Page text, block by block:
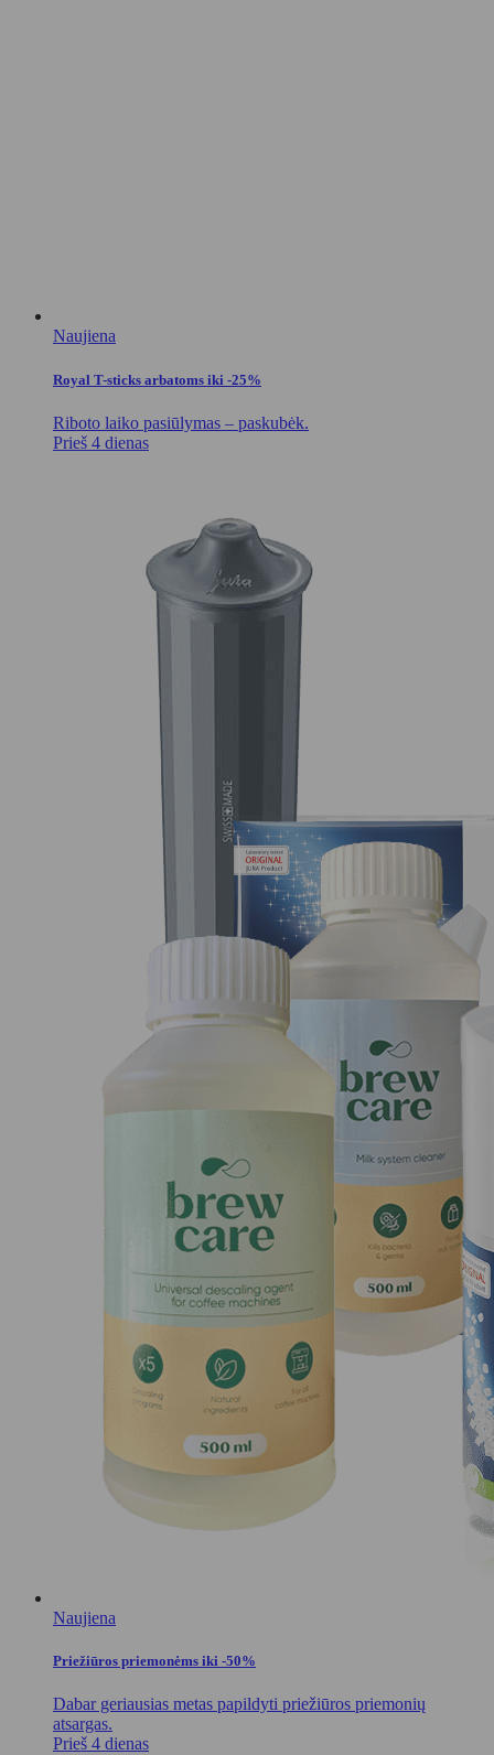
Naujiena
Royal T-sticks arbatoms iki -25%
Riboto laiko pasiūlymas – paskubėk.
Prieš 4 dienas
Naujiena
Priežiūros priemonėms iki -50%
Dabar geriausias metas papildyti priežiūros priemonių
atsargas.
Prieš 4 dienas